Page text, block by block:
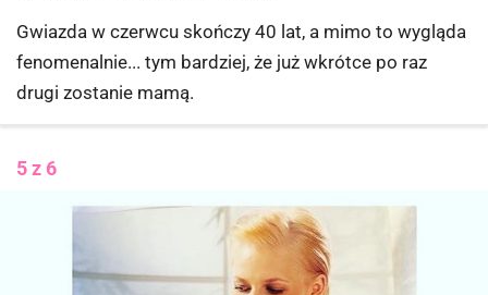
Gwiazda w czerwcu skończy 40 lat, a mimo to wygląda
fenomenalnie... tym bardziej, że już wkrótce po raz
drugi zostanie mamą.
5 z 6